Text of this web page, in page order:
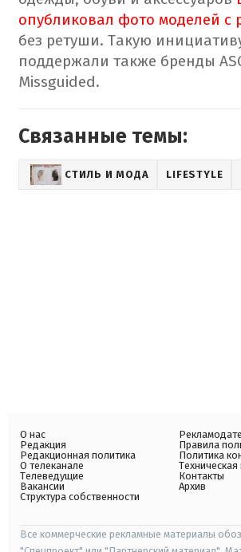
опубликовал фото моделей с
без ретуши. Такую
поддержали также бренды
Missguided.
Связанные темы:
СТИЛЬ И МОДА LIFESTYLE
О нас
Редакция
Редакционная политика
О телеканале
Телеведущие
Вакансии
Структура собственности
Правила
Политика
Контакты
Архив
Все коммерческие рекламные материалы